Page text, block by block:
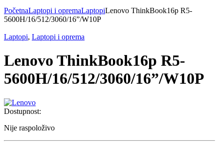
PočetnaLaptopi i opremaLaptopiLenovo ThinkBook16p R5-
5600H/16/512/3060/16”/W10P
Laptopi, Laptopi i oprema
Lenovo ThinkBook16p R5-
5600H/16/512/3060/16”/W10P
Dostupnost:
Nije raspoloživo